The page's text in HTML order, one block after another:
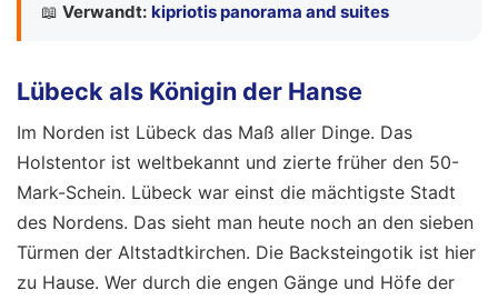
📖 Verwandt: kipriotis panorama and suites
Lübeck als Königin der Hanse
Im Norden ist Lübeck das Maß aller Dinge. Das
Holstentor ist weltbekannt und zierte früher den 50-
Mark-Schein. Lübeck war einst die mächtigste Stadt
des Nordens. Das sieht man heute noch an den sieben
Türmen der Altstadtkirchen. Die Backsteingotik ist hier
zu Hause. Wer durch die engen Gänge und Höfe der